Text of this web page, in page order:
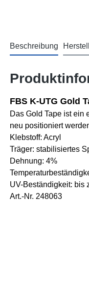
Beschreibung
FBS K-UTG Gold
Das Gold Tape ist ein
neu positioniert
Klebstoff: Acryl
Träger: stabilisiertes
Dehnung: 4%
UV-Beständigkeit: bis
Art.-Nr. 248063